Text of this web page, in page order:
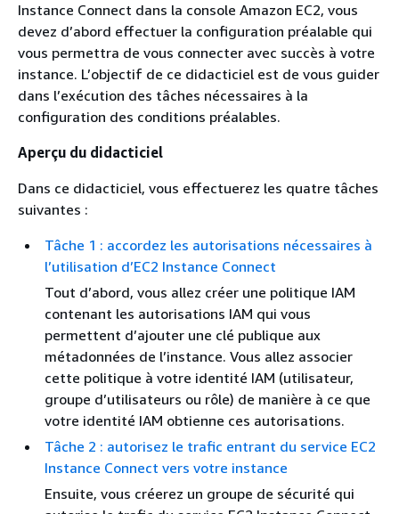
Instance Connect dans la console Amazon EC2, vous
devez d’abord effectuer la configuration préalable qui
vous permettra de vous connecter avec succès à votre
instance. L’objectif de ce didacticiel est de vous guider
dans l’exécution des tâches nécessaires à la
configuration des conditions préalables.
Aperçu du didacticiel
Dans ce didacticiel, vous effectuerez les quatre tâches
suivantes :
Tâche 1 : accordez les autorisations nécessaires à
l’utilisation d’EC2 Instance Connect
Tout d’abord, vous allez créer une politique IAM
contenant les autorisations IAM qui vous
permettent d’ajouter une clé publique aux
métadonnées de l’instance. Vous allez associer
cette politique à votre identité IAM (utilisateur,
groupe d’utilisateurs ou rôle) de manière à ce que
votre identité IAM obtienne ces autorisations.
Tâche 2 : autorisez le trafic entrant du service EC2
Instance Connect vers votre instance
Ensuite, vous créerez un groupe de sécurité qui